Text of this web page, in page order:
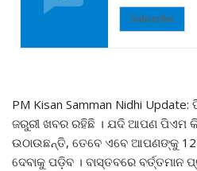
Subscribe
PM Kisan Samman Nidhi
ଜରୁରୀ ଖବର ରହିଛି । ଯଦି ଆପଣ ପିଏମ
ଉଠାଉଛନ୍ତି, ତେବେ ଏବେ ଆପଣଙ୍କୁ
ଦେବାକୁ ପଡ଼ିବ । ବାସ୍ତବରେ ବର୍ତ୍ତମାନ